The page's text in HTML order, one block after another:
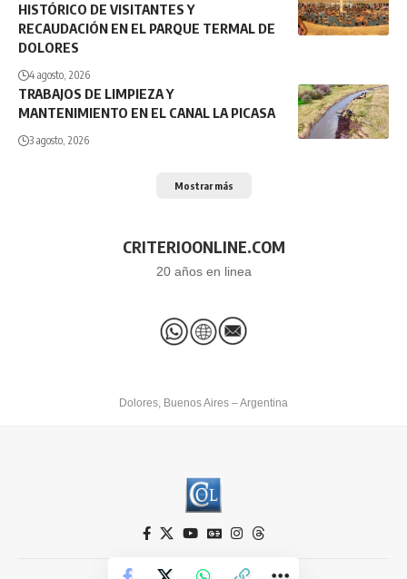
HISTÓRICO DE VISITANTES Y
RECAUDACIÓN EN EL PARQUE TERMAL DE
DOLORES
4 agosto, 2026
TRABAJOS DE LIMPIEZA Y
MANTENIMIENTO EN EL CANAL LA PICASA
3 agosto, 2026
Mostrar más
CRITERIOONLINE.COM
20 años en linea
Dolores, Buenos Aires – Argentina